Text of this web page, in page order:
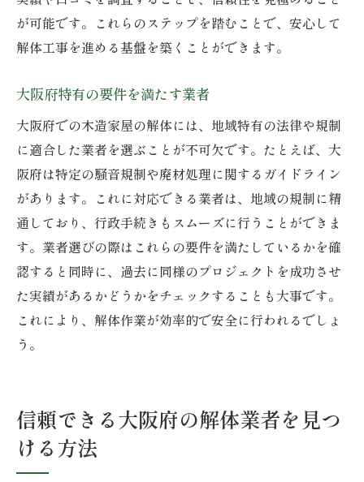
が可能です。これらのステップを踏むことで、安心して
解体工事を進める基盤を築くことができます。
大阪府特有の要件を満たす業者
大阪府での木造家屋の解体には、地域特有の法律や規制
に適合した業者を選ぶことが不可欠です。たとえば、大
阪府は特定の騒音規制や廃材処理に関するガイドライン
があります。これに対応できる業者は、地域の規制に精
通しており、行政手続きもスムーズに行うことができま
す。業者選びの際はこれらの要件を満たしているかを確
認すると同時に、過去に同様のプロジェクトを成功させ
た実績があるかどうかをチェックすることも大事です。
これにより、解体作業が効率的で安全に行われるでしょ
う。
信頼できる大阪府の解体業者を見つ
ける方法